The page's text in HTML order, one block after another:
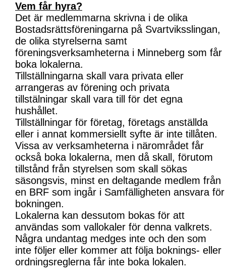
Vem får hyra?
Det är medlemmarna skrivna i de olika
Bostadsrättsföreningarna på Svartviksslingan,
de olika styrelserna samt
föreningsverksamheterna i Minneberg som får
boka lokalerna.
Tillställningarna skall vara privata eller
arrangeras av förening och privata
tillstälningar skall vara till för det egna
hushållet.
Tillställningar för företag, företags anställda
eller i annat kommersiellt syfte är inte tillåten.
Vissa av verksamheterna i närområdet får
också boka lokalerna, men då skall, förutom
tillstånd från styrelsen som skall sökas
säsongsvis, minst en deltagande medlem från
en BRF som ingår i Samfälligheten ansvara för
bokningen.
Lokalerna kan dessutom bokas för att
användas som vallokaler för denna valkrets.
Några undantag medges inte och den som
inte följer eller kommer att följa boknings- eller
ordningsreglerna får inte boka lokalen.